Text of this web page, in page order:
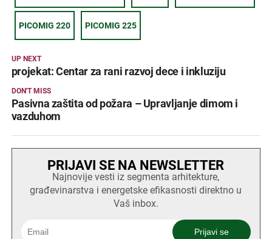
PICOMIG 220 PICOMIG 225
UP NEXT
projekat: Centar za rani razvoj dece i inkluziju
DON'T MISS
Pasivna zaštita od požara – Upravljanje dimom i
vazduhom
PRIJAVI SE NA NEWSLETTER
Najnovije vesti iz segmenta arhitekture,
građevinarstva i energetske efikasnosti direktno u
Vaš inbox.